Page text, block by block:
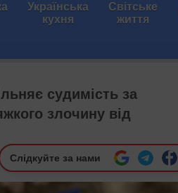
Українська
кухня
Світське
життя
судимість за
злочину від
Слідкуйте за нами